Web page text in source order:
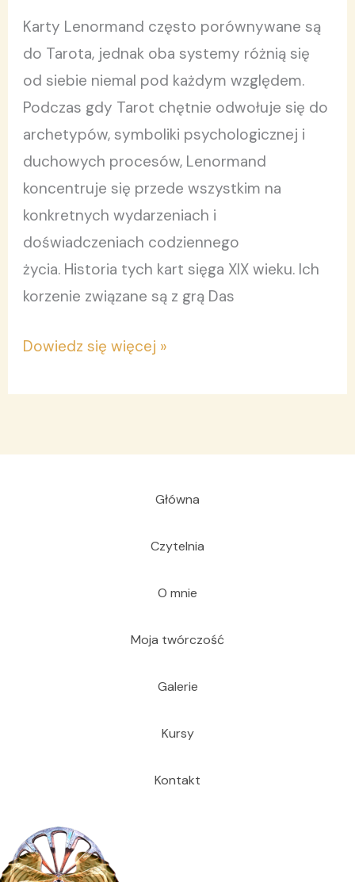
Karty Lenormand często porównywane są
do Tarota, jednak oba systemy różnią się
od siebie niemal pod każdym względem.
Podczas gdy Tarot chętnie odwołuje się do
archetypów, symboliki psychologicznej i
duchowych procesów, Lenormand
koncentruje się przede wszystkim na
konkretnych wydarzeniach i
doświadczeniach codziennego
życia. Historia tych kart sięga XIX wieku. Ich
korzenie związane są z grą Das
codzienności
Dowiedz się więcej »
Główna
Czytelnia
O mnie
Moja twórczość
Galerie
Kursy
Kontakt